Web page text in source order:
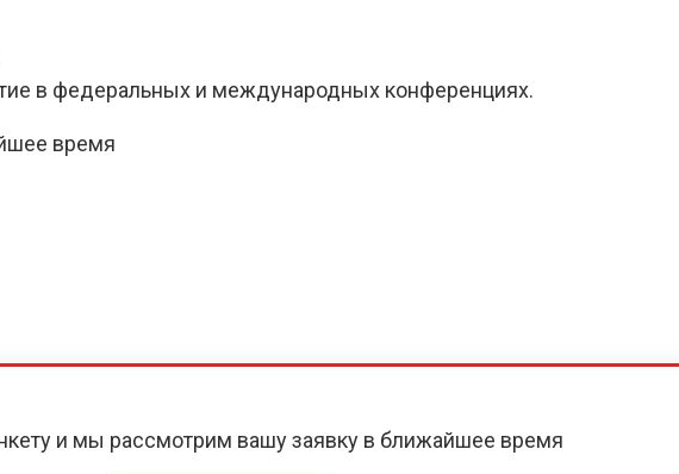
в федеральных и международных конференциях.
время
и мы рассмотрим вашу заявку в ближайшее время